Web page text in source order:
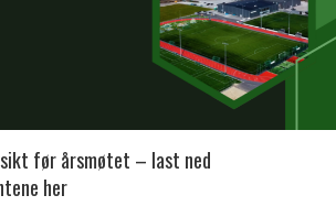
før årsmøtet – last ned
her